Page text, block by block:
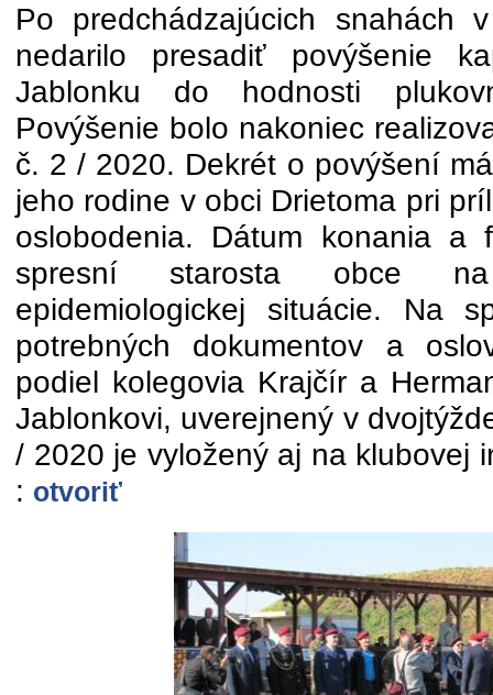
Po predchádzajúcich snahách
nedarilo presadiť povýšenie
Jablonku do hodnosti
Povýšenie bolo nakoniec
č. 2 / 2020. Dekrét o povýšení
jeho rodine v obci Drietoma pri
oslobodenia. Dátum konania a
spresní starosta obce
epidemiologickej situácie. Na
potrebných dokumentov a
podiel kolegovia Krajčír a
Jablonkovi, uverejnený v
/ 2020 je vyložený aj na klubovej
: otvoriť